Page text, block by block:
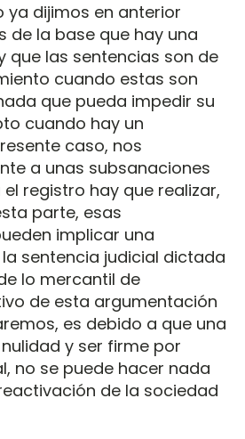
dijimos en anterior
de la base que hay una
que las sentencias son de
cuando estas son
que pueda impedir su
cuando hay un
caso, nos
a unas subsanaciones
registro hay que realizar,
parte, esas
implicar una
sentencia judicial dictada
lo mercantil de
de esta argumentación
es debido a que una
y ser firme por
no se puede hacer nada
de la sociedad